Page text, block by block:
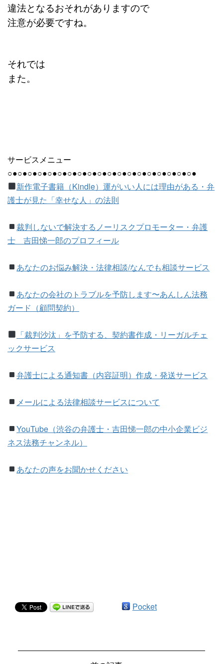
違法となるおそれがありますので
注意が必要ですね。
それでは
また。
サービスメニュー
○●○●○●○●○●○●○●○●○●○●○●○●○●○●○●○●○●○●○●
新作電子書籍（Kindle）運がいい人には理由がある・弁
護士が見た「幸せな人」の法則
裁判しないで解決するノーリスクプロモーター・弁護
士 吉田悌一郎のプロフィール
あなたのお悩み解決・法律相談/なんでも相談サービス
あなたの会社のトラブルを予防します〜あんしん法務
ガード（顧問契約）
「裁判沙汰」を予防する、契約書作成・リーガルチェ
ックサービス
弁護士による通知書（内容証明）作成・発送サービス
メールによる法律相談サービスについて
YouTube（渋谷の弁護士・吉田悌一郎の中小企業ビジ
ネス法務チャンネル）
あなたの声をお聞かせください
Pocket